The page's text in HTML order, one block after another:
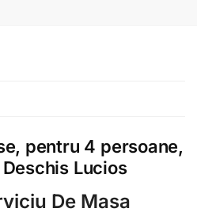
pentru 4 persoane,
Lucios
De Masa